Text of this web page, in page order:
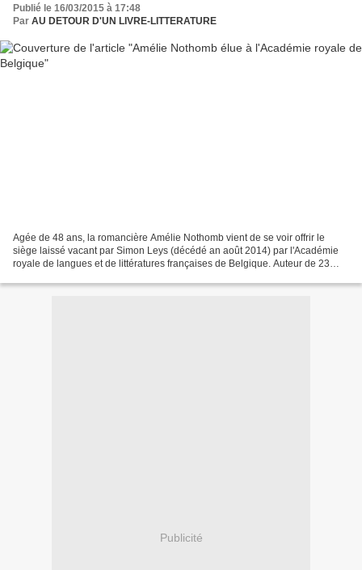
Publié le 16/03/2015 à 17:48
Par AU DETOUR D'UN LIVRE-LITTERATURE
Agée de 48 ans, la romancière Amélie Nothomb vient de se voir offrir le
siège laissé vacant par Simon Leys (décédé an août 2014) par l'Académie
royale de langues et de littératures françaises de Belgique. Auteur de 23
Publicité